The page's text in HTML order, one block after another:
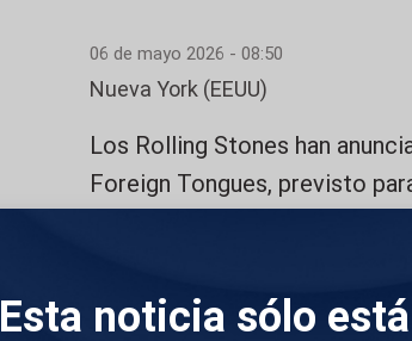
Esta noticia sólo está
06 de mayo 2026 - 08:50
Nueva York (EEUU)
Los Rolling Stones han
Foreign Tongues, previsto
un acto celebrado este